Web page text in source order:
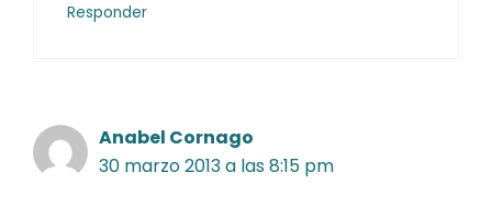
Responder
Anabel Cornago
30 marzo 2013 a las 8:15 pm